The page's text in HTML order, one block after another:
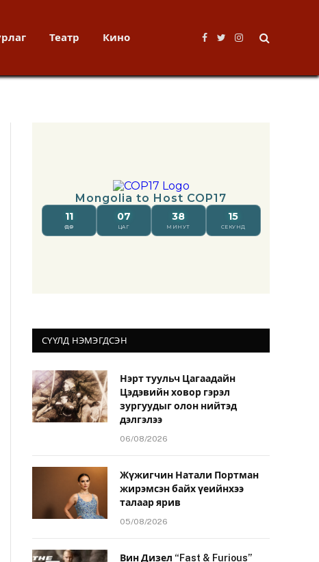
Театр Кино
Facebook
TwitterInstagram
СҮҮЛД НЭМЭГДСЭН
Нэрт туульч Цагаадайн
Цэдэвийн ховор гэрэл
зургуудыг олон нийтэд
дэлгэлээ
06/08/2026
Жүжигчин Натали Портман
жирэмсэн байх үеийнхээ
талаар ярив
05/08/2026
Вин Дизел “Fast & Furious”